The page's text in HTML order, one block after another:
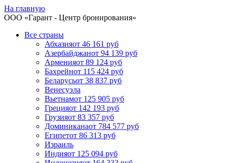
На главную
ООО «Гарант - Центр бронирования»
Все страны
Абхазияот 46 161 руб
Азербайджанот 94 139 руб
Арменияот 89 124 руб
Бахрейнот 115 424 руб
Беларусьот 38 837 руб
Венесуэла
Вьетнамот 125 905 руб
Грецияот 142 193 руб
Грузияот 83 357 руб
Доминиканаот 784 577 руб
Египетот 86 313 руб
Израиль
Индияот 125 094 руб